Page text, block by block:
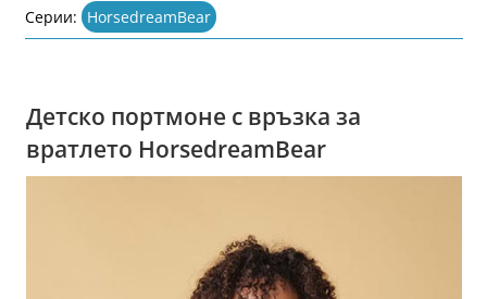
Серии: HorsedreamBear
Детско портмоне с връзка за
вратлето HorsedreamBear